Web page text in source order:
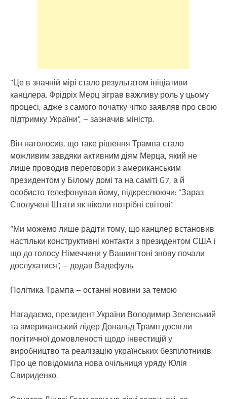
“Це в значній мірі стало результатом ініціативи
канцлера. Фрідріх Мерц зіграв важливу роль у цьому
процесі, адже з самого початку чітко заявляв про свою
підтримку України”, – зазначив міністр.
Він наголосив, що таке рішення Трампа стало
можливим завдяки активним діям Мерца, який не
лише проводив переговори з американським
президентом у Білому домі та на саміті G7, а й
особисто телефонував йому, підкреслюючи: “Зараз
Сполучені Штати як ніколи потрібні світові”.
“Ми можемо лише радіти тому, що канцлер встановив
настільки конструктивні контакти з президентом США і
що до голосу Німеччини у Вашингтоні знову почали
дослухатися”, – додав Вадефуль.
Політика Трампа – останні новини за темою
Нагадаємо, президент України Володимир Зеленський
та американський лідер Дональд Трамп досягли
політичної домовленості щодо інвестицій у
виробництво та реалізацію українських безпілотників.
Про це повідомила нова очільниця уряду Юлія
Свириденко.